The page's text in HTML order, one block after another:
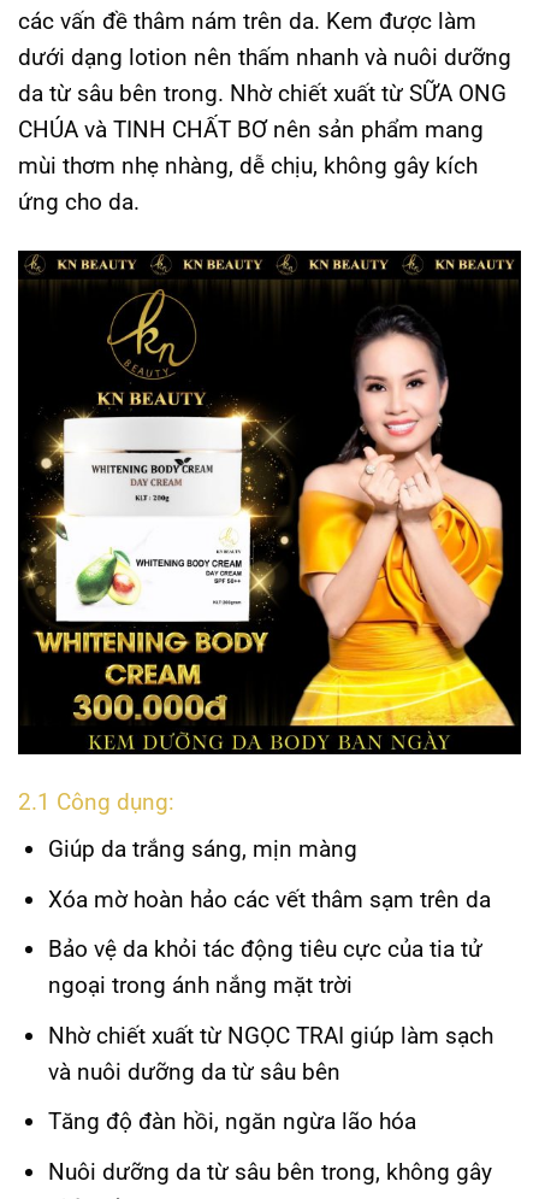
các vấn đề thâm nám trên da. Kem được làm
dưới dạng lotion nên thấm nhanh và nuôi dưỡng
da từ sâu bên trong. Nhờ chiết xuất từ SỮA ONG
CHÚA và TINH CHẤT BƠ nên sản phẩm mang
mùi thơm nhẹ nhàng, dễ chịu, không gây kích
ứng cho da.
2.1 Công dụng:
Giúp da trắng sáng, mịn màng
Xóa mờ hoàn hảo các vết thâm sạm trên da
Bảo vệ da khỏi tác động tiêu cực của tia tử
ngoại trong ánh nắng mặt trời
Nhờ chiết xuất từ NGỌC TRAI giúp làm sạch
và nuôi dưỡng da từ sâu bên
Tăng độ đàn hồi, ngăn ngừa lão hóa
Nuôi dưỡng da từ sâu bên trong, không gây